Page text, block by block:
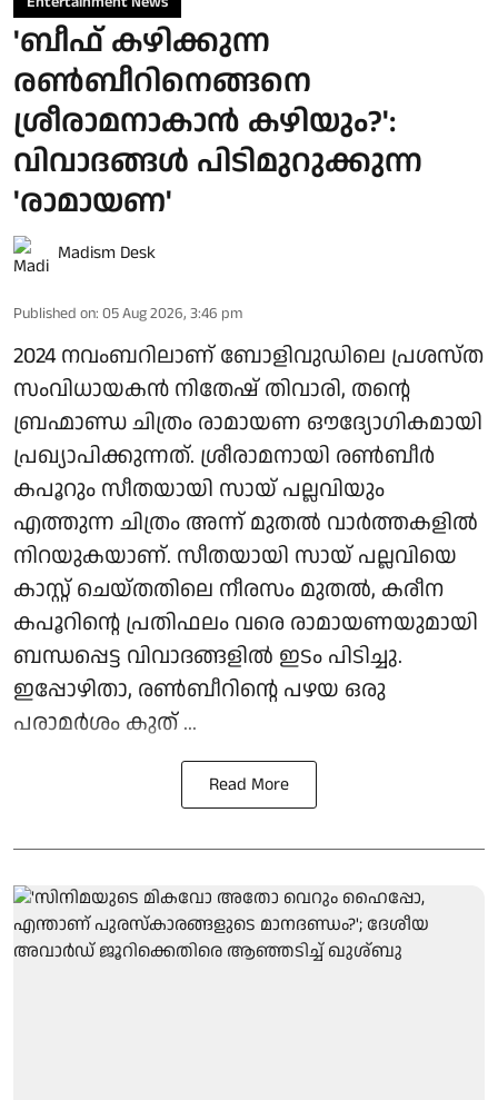
'ബീഫ് കഴിക്കുന്ന
രൺബീറിനെങ്ങനെ
ശ്രീരാമനാകാൻ കഴിയും?':
വിവാദങ്ങൾ പിടിമുറുക്കുന്ന
'രാമായണ'
Madism Desk
Published on: 05 Aug 2026, 3:46 pm
2024 നവംബറിലാണ് ബോളിവുഡിലെ പ്രശസ്ത
സംവിധായകൻ നിതേഷ് തിവാരി, തന്റെ
ബ്രഹ്മാണ്ഡ ചിത്രം രാമായണ ഔദ്യോഗികമായി
പ്രഖ്യാപിക്കുന്നത്. ശ്രീരാമനായി രൺബീർ
കപൂറും സീതയായി സായ് പല്ലവിയും
എത്തുന്ന ചിത്രം അന്ന് മുതൽ വാർത്തകളിൽ
നിറയുകയാണ്. സീതയായി സായ് പല്ലവിയെ
കാസ്റ്റ് ചെയ്തതിലെ നീരസം മുതൽ, കരീന
കപൂറിന്റെ പ്രതിഫലം വരെ രാമായണയുമായി
ബന്ധപ്പെട്ട വിവാദങ്ങളിൽ ഇടം പിടിച്ചു.
ഇപ്പോഴിതാ, രൺബീറിന്റെ പഴയ ഒരു
പരാമർശം കുത് ...
Read More